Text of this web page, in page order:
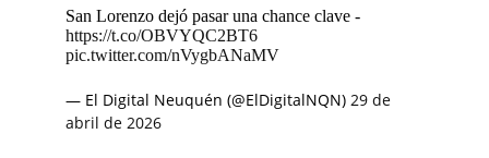
San Lorenzo dejó pasar una chance clave -
https://t.co/OBVYQC2BT6
pic.twitter.com/nVygbANaMV
— El Digital Neuquén (@ElDigitalNQN) 29 de
abril de 2026